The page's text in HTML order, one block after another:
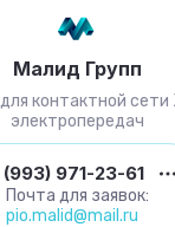
Малид Групп
контактной
электропередач
971-23-61
Почта для заявок:
pio.malid@mail.ru